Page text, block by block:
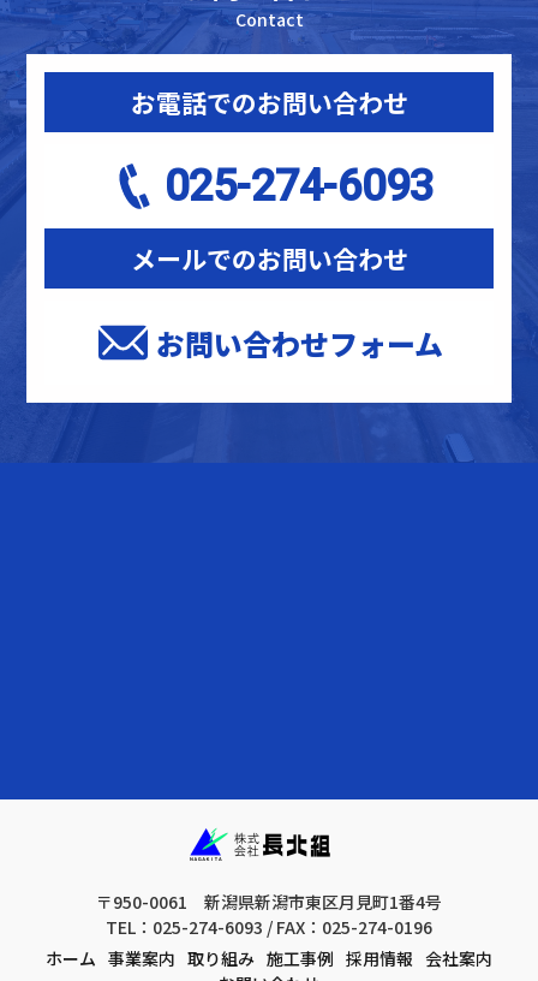
Contact
お電話でのお問い合わせ
025-274-6093
メールでのお問い合わせ
お問い合わせフォーム
〒950-0061 新潟県新潟市東区月見町1番4号
TEL：025-274-6093 / FAX：025-274-0196
ホーム 事業案内 取り組み 施工事例 採用情報 会社案内